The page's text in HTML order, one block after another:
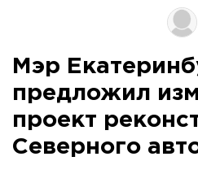
Мэр
предложил
проект
Северного